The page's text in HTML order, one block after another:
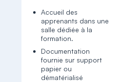
Accueil des
apprenants dans une
salle dédiée à la
formation.
Documentation
fournie sur support
papier ou
dématérialisé